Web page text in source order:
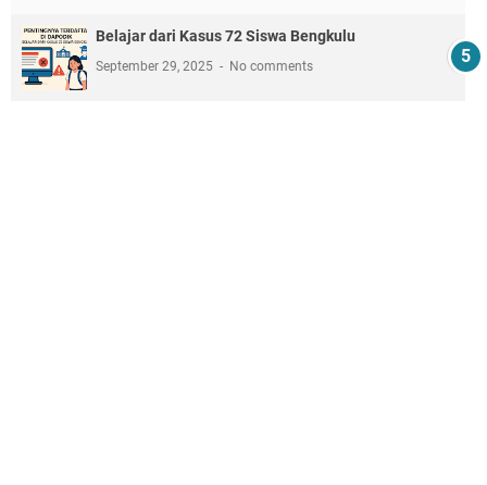
Belajar dari Kasus 72 Siswa Bengkulu
September 29, 2025 No comments